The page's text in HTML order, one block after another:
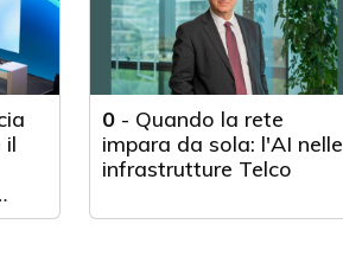
il
0- Quando la rete
impara da sola: l'AI nelle
infrastrutture Telco